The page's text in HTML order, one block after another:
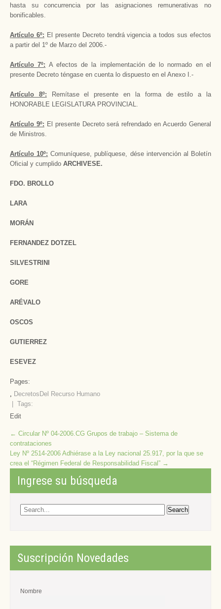
hasta su concurrencia por las asignaciones remunerativas no
bonificables.
Artículo 6º: El presente Decreto tendrá vigencia a todos sus efectos
a partir del 1º de Marzo del 2006.-
Artículo 7º: A efectos de la implementación de lo normado en el
presente Decreto téngase en cuenta lo dispuesto en el Anexo I.-
Artículo 8º: Remítase el presente en la forma de estilo a la
HONORABLE LEGISLATURA PROVINCIAL.
Artículo 9º: El presente Decreto será refrendado en Acuerdo General
de Ministros.
Artículo 10º: Comuníquese, publíquese, dése intervención al Boletín
Oficial y cumplido ARCHIVESE.
FDO. BROLLO
LARA
MORÁN
FERNANDEZ DOTZEL
SILVESTRINI
GORE
ARÉVALO
OSCOS
GUTIERREZ
ESEVEZ
Pages:
, Decretos Del Recurso Humano
| Tags:
Edit
Post
navigation
← Circular Nº 04-2006.CG Grupos de trabajo – Sistema de
contrataciones
Ley Nº 2514-2006 Adhiérase a la Ley nacional 25.917, por la que se
crea el “Régimen Federal de Responsabilidad Fiscal” →
Ingrese su búsqueda
Suscripción Novedades
Nombre